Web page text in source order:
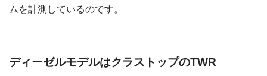
ムを計測しているのです。
ディーゼルモデルはクラストップのTWR